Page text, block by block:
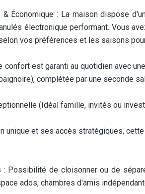
& Économique : La maison dispose
électronique performant. Vous
vos préférences et les saisons
confort est garanti au quotidien avec
complétée par une seconde
(Idéal famille, invités ou
unique et ses accès stratégiques,
: Possibilité de cloisonner ou de
ados, chambres d'amis